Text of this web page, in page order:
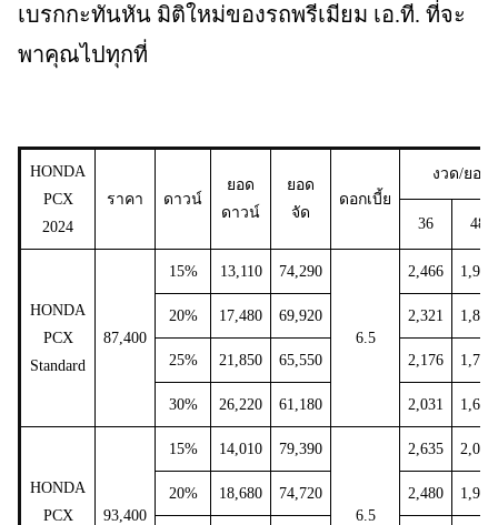
เบรกกะทันหัน มิติใหม่ของรถพรีเมียม เอ.ที. ที่จะ
พาคุณไปทุกที่
HONDA
PCX
2024
ราคา ดาวน์
ยอด
ดาวน์
ยอด
จัด
ดอกเบี้ย
งวด/ยอด
36 48
HONDA
PCX
Standard
87,400
15% 13,110 74,290
6.5
2,466 1,950
20% 17,480 69,920 2,321 1,835
25% 21,850 65,550 2,176 1,721
30% 26,220 61,180 2,031 1,606
HONDA
PCX
93,400
15% 14,010 79,390
6.5
2,635 2,084
20% 18,680 74,720 2,480 1,961